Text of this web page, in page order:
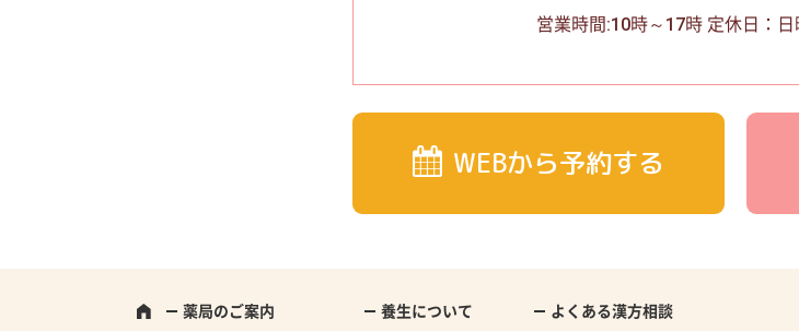
営業時間:10時～17時 定休日：
WEBから予約する
薬局のご案内 養生について よくある漢方相談